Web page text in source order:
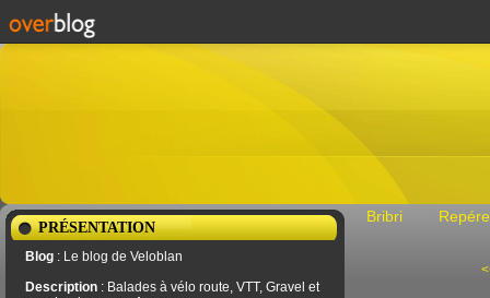
PRÉSENTATION
Blog : Le blog de Veloblan
Description : Balades à vélo route, VTT, Gravel et
Bribri